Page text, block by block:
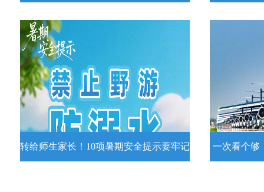
收藏！夏日专属好运莲花头像
夏日专属好运莲花头像！
详情
转存！1
况发布。
转给师生家长！10项暑期安全提示要牢记 一次看个够